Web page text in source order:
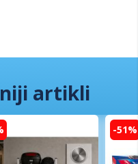
artikli
-51%